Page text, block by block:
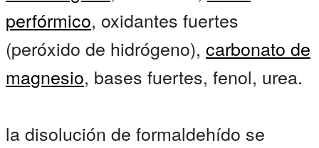
perfórmico, oxidantes fuertes
(peróxido de hidrógeno), carbonato de
magnesio, bases fuertes, fenol, urea.
la disolución de formaldehído se